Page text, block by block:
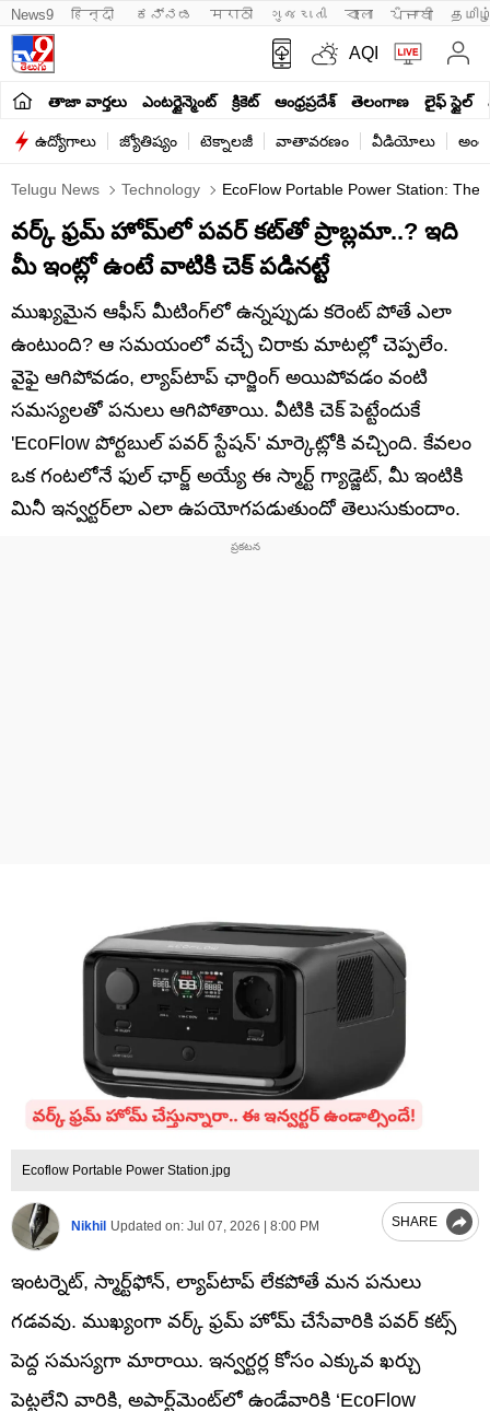
News9 हिन्दी ಕನ್ನಡ मराठी ગુજરાતી বাংলা ਪੰਜਾਬੀ
AQI
తాజా వార్తలు ఎంటర్టైన్మెంట్ క్రికెట్ ఆంధ్రప్రదేశ్ తెలంగాణ లైఫ్ స్టైల్
ఉద్యోగాలు జ్యోతిష్యం టెక్నాలజీ వాతావరణం వీడియోలు
Telugu News Technology EcoFlow Portable Power Station: The
వర్క్‌ ఫ్రమ్‌ హోమ్‌లో పవర్‌‌ కట్‌తో ప్రాబ్లమా..? ఇది
మీ ఇంట్లో ఉంటే వాటికి చెక్‌ పడినట్టే
ముఖ్యమైన ఆఫీస్ మీటింగ్‌లో ఉన్నప్పుడు కరెంట్ పోతే ఎలా
ఉంటుంది? ఆ సమయంలో వచ్చే చిరాకు మాటల్లో చెప్పలేం.
వైఫై ఆగిపోవడం, ల్యాప్‌టాప్ ఛార్జింగ్ అయిపోవడం వంటి
సమస్యలతో పనులు ఆగిపోతాయి. వీటికి చెక్ పెట్టేందుకే
'EcoFlow పోర్టబుల్ పవర్ స్టేషన్' మార్కెట్లోకి వచ్చింది. కేవలం
ఒక గంటలోనే ఫుల్ ఛార్జ్ అయ్యే ఈ స్మార్ట్ గ్యాడ్జెట్, మీ ఇంటికి
మినీ ఇన్వర్టర్‌లా ఎలా ఉపయోగపడుతుందో తెలుసుకుందాం.
Ecoflow Portable Power Station.jpg
Nikhil Updated on: Jul 07, 2026 | 8:00 PM SHARE
ఇంటర్నెట్, స్మార్ట్‌ఫోన్, ల్యాప్‌టాప్ లేకపోతే మన పనులు
గడవవు. ముఖ్యంగా వర్క్ ఫ్రమ్ హోమ్ చేసేవారికి పవర్ కట్స్
పెద్ద సమస్యగా మారాయి. ఇన్వర్టర్ల కోసం ఎక్కువ ఖర్చు
పెట్టలేని వారికి, అపార్ట్‌మెంట్‌లో ఉండేవారికి ‘EcoFlow